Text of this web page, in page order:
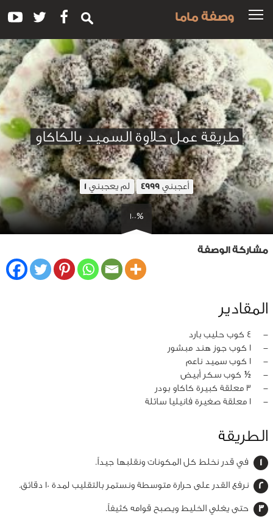
وصفة ماما
طريقة عمل حلاوة السميد بالكاكاو
أعجبني 4999 لم يعجبني 1
100%
مشاركة الوصفة
المقادير
‏-
4 كوب حليب بارد
‏-
1 كوب جوز هند مبشور
‏-
1 كوب سميد ناعم
‏-
½ كوب سكر أبيض
‏-
3 معلقة كبيرة كاكاو بودر
‏-
1 معلقة صغيرة فانيليا سائلة
الطريقة
في قدر نخلط كل المكونات ونقلبها جيداً.
نرفع القدر على حرارة متوسطة ونستمر بالتقليب لمدة 10 دقائق.
حتى يغلي الخليط ويصبح قوامه كثيفاً.